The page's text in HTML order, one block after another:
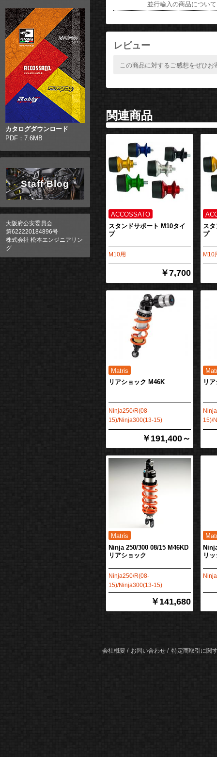
カタログダウンロード
PDF：7.6MB
Staff Blog
大阪府公安委員会
第622220184896号
株式会社 松本エンジニアリン
グ
並行輸入の商品につい
レビュー
この商品に対するご感想をぜひお
関連商品
スタンドサポート M10タイ
プ
M10用
￥7,700
ス
プ
M10
リアショック M46K
Ninja250/R(08-
15)/Ninja300(13-15)
￥191,400～
リ
15)/
Ninja 250/300 08/15 M46KD
リアショック
Ninja250/R(08-
15)/Ninja300(13-15)
￥141,680
リ
会社概要 お問い合わせ 特定商取引に関